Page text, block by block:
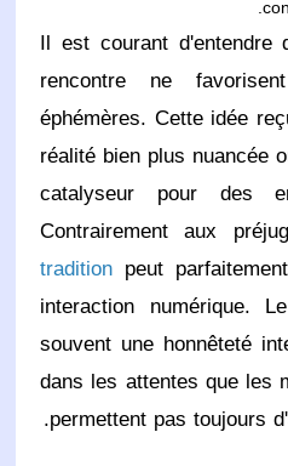
Il est courant d'entendre
rencontre ne
éphémères. Cette idée
réalité bien plus nuancée
catalyseur pour des
Contrairement aux
tradition peut
interaction numérique.
souvent une honnêteté
dans les attentes que les
permettent pas toujours